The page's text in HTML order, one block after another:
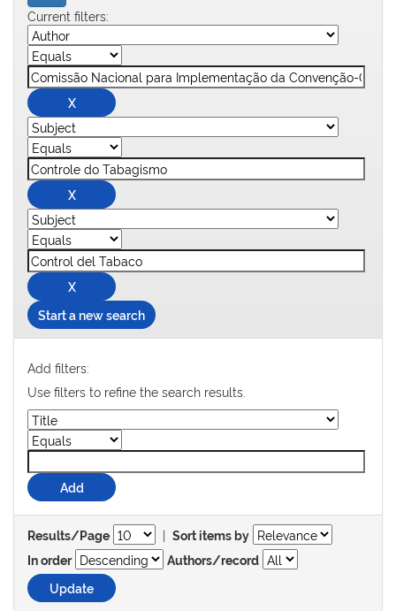
Current filters:
Start a new search
Add filters:
Use filters to refine the search results.
Results/Page | Sort items by
In order
Authors/record